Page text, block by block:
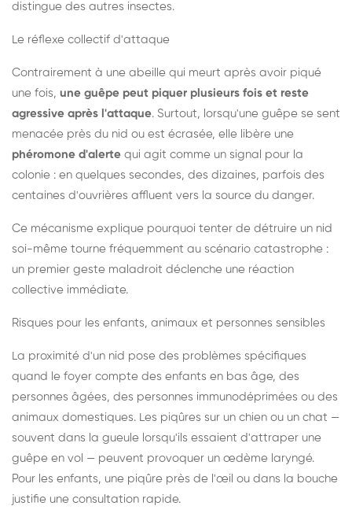
distingue des autres insectes.
Le réflexe collectif d'attaque
Contrairement à une abeille qui meurt après avoir piqué
une fois, une guêpe peut piquer plusieurs fois et reste
agressive après l'attaque. Surtout, lorsqu'une guêpe se sent
menacée près du nid ou est écrasée, elle libère une
phéromone d'alerte qui agit comme un signal pour la
colonie : en quelques secondes, des dizaines, parfois des
centaines d'ouvrières affluent vers la source du danger.
Ce mécanisme explique pourquoi tenter de détruire un nid
soi-même tourne fréquemment au scénario catastrophe :
un premier geste maladroit déclenche une réaction
collective immédiate.
Risques pour les enfants, animaux et personnes sensibles
La proximité d'un nid pose des problèmes spécifiques
quand le foyer compte des enfants en bas âge, des
personnes âgées, des personnes immunodéprimées ou des
animaux domestiques. Les piqûres sur un chien ou un chat —
souvent dans la gueule lorsqu'ils essaient d'attraper une
guêpe en vol — peuvent provoquer un œdème laryngé.
Pour les enfants, une piqûre près de l'œil ou dans la bouche
justifie une consultation rapide.